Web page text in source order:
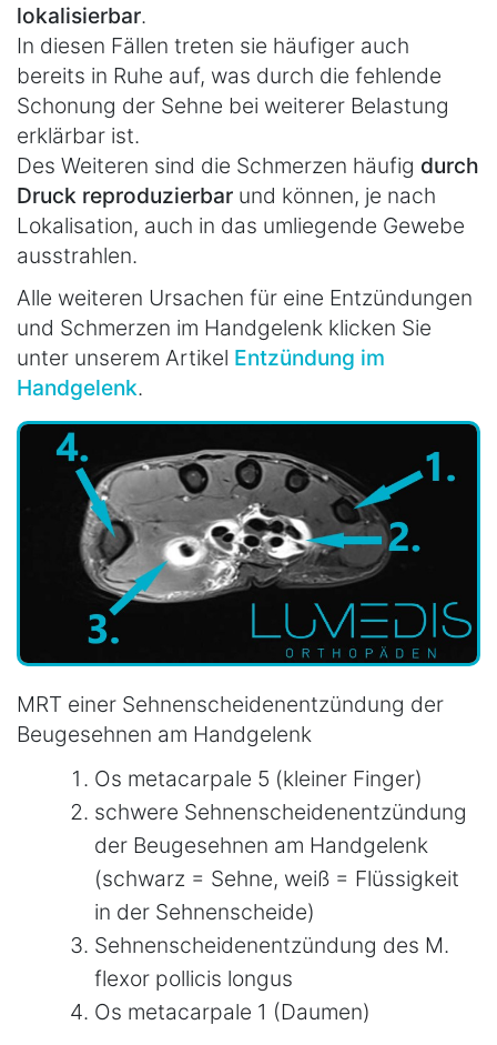
lokalisierbar.
In diesen Fällen treten sie häufiger auch
bereits in Ruhe auf, was durch die fehlende
Schonung der Sehne bei weiterer Belastung
erklärbar ist.
Des Weiteren sind die Schmerzen häufig durch
Druck reproduzierbar und können, je nach
Lokalisation, auch in das umliegende Gewebe
ausstrahlen.
Alle weiteren Ursachen für eine Entzündungen
und Schmerzen im Handgelenk klicken Sie
unter unserem Artikel Entzündung im
Handgelenk.
MRT einer Sehnenscheidenentzündung der
Beugesehnen am Handgelenk
Os metacarpale 5 (kleiner Finger)
schwere Sehnenscheidenentzündung
der Beugesehnen am Handgelenk
(schwarz = Sehne, weiß = Flüssigkeit
in der Sehnenscheide)
Sehnenscheidenentzündung des M.
flexor pollicis longus
Os metacarpale 1 (Daumen)